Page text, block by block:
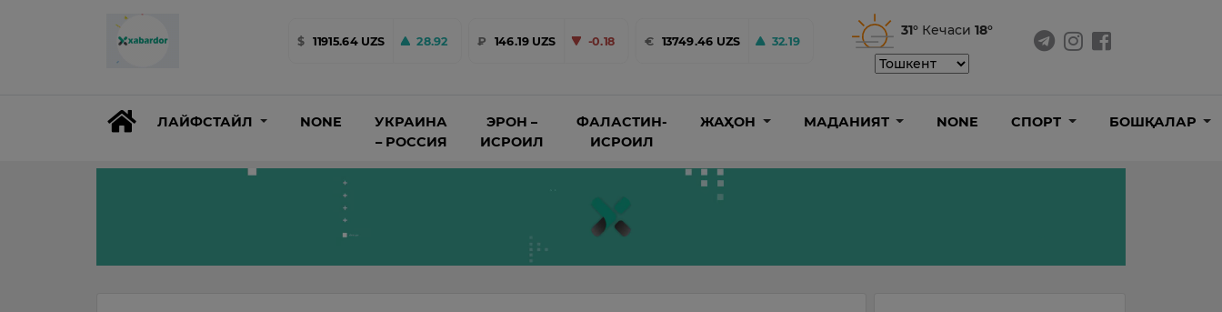
$ 11915.64 UZS 28.92 ₽ 146.19 UZS -0.18 € 13749.46 UZS 32.19
31° Кечаси 18°
ЛАЙФСТАЙЛ NONE
УКРАИНА
– РОССИЯ
ЭРОН –
ИСРОИЛ
ФАЛАСТИН-
ИСРОИЛ
ЖАҲОН МАДАНИЯТ NONE СПОРТ БОШҚАЛАР